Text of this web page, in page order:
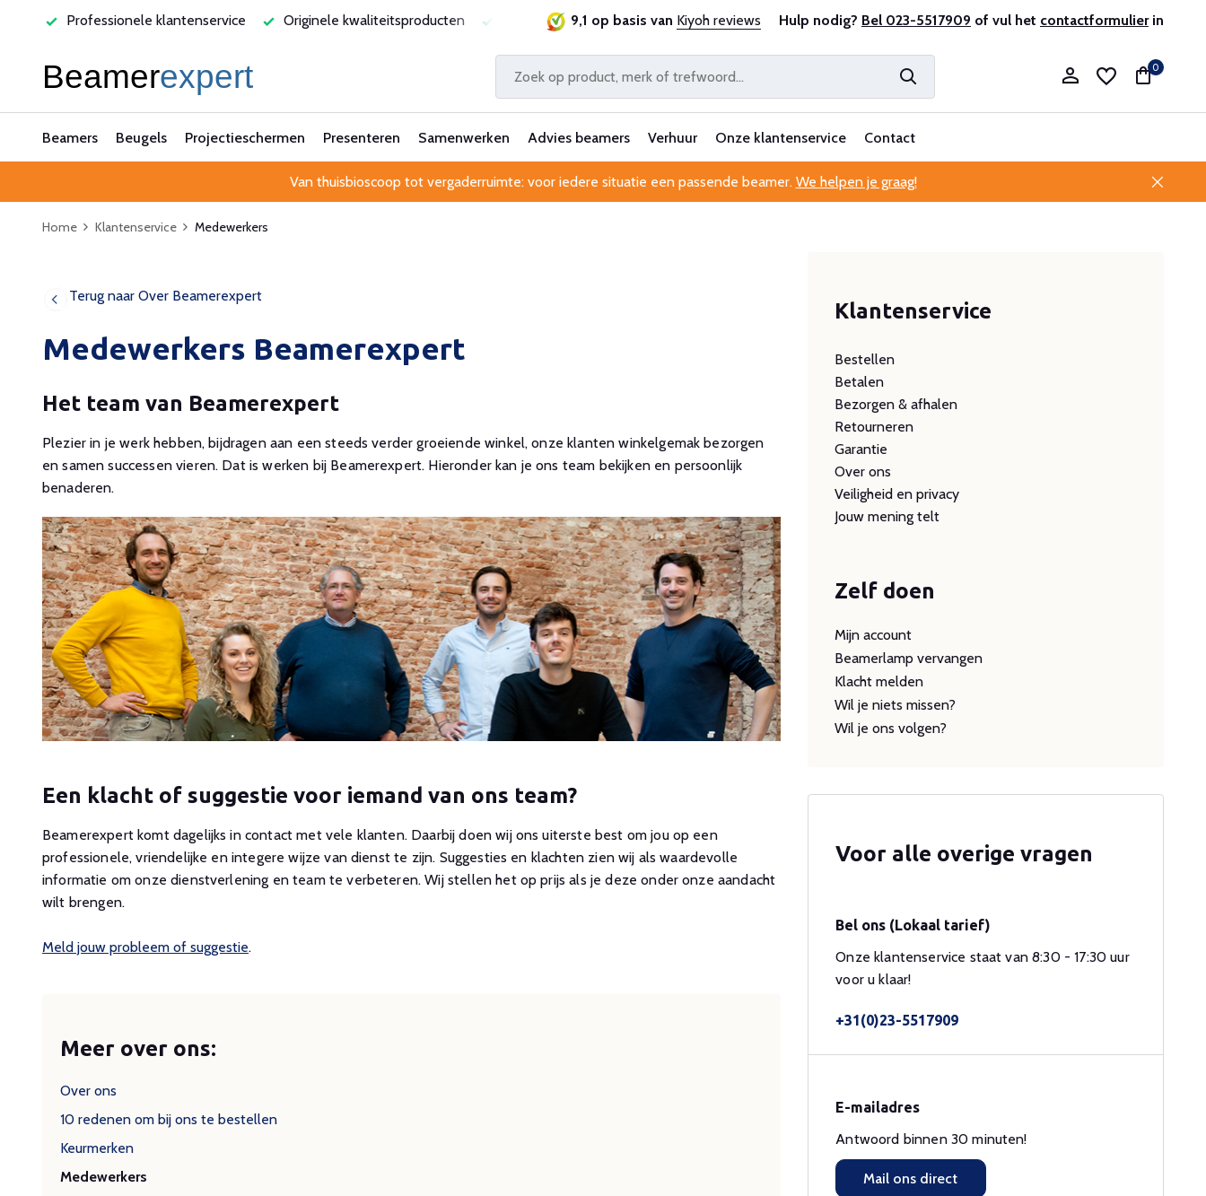
Professionele klantenservice Originele kwaliteitsproducten Laagste prijsgarantie Al 25 jaar betrouwbaar en ervaren Professionele klantenservice
9,1 op basis van Kiyoh reviews Hulp nodig? Bel 023-5517909 of vul het contactformulierin
0
Beamers Beugels Projectieschermen Presenteren Samenwerken Advies beamers Verhuur Onze klantenservice Contact
Van thuisbioscoop tot vergaderruimte: voor iedere situatie een passende beamer. We helpen je graag!
Home Klantenservice Medewerkers
Terug naar Over Beamerexpert
Medewerkers Beamerexpert
Het team van Beamerexpert
Plezier in je werk hebben, bijdragen aan een steeds verder groeiende winkel, onze klanten winkelgemak bezorgen
en samen successen vieren. Dat is werken bij Beamerexpert. Hieronder kan je ons team bekijken en persoonlijk
benaderen.
Een klacht of suggestie voor iemand van ons team?
Beamerexpert komt dagelijks in contact met vele klanten. Daarbij doen wij ons uiterste best om jou op een
professionele, vriendelijke en integere wijze van dienst te zijn. Suggesties en klachten zien wij als waardevolle
informatie om onze dienstverlening en team te verbeteren. Wij stellen het op prijs als je deze onder onze aandacht
wilt brengen.
Meld jouw probleem of suggestie.
Meer over ons:
Over ons
10 redenen om bij ons te bestellen
Keurmerken
Medewerkers
Klantenservice
Bestellen
Betalen
Bezorgen & afhalen
Retourneren
Garantie
Over ons
Veiligheid en privacy
Jouw mening telt
Zelf doen
Mijn account
Beamerlamp vervangen
Klacht melden
Wil je niets missen?
Wil je ons volgen?
Voor alle overige vragen
Bel ons (Lokaal tarief)
Onze klantenservice staat van 8:30 - 17:30 uur
voor u klaar!
+31(0)23-5517909
E-mailadres
Antwoord binnen 30 minuten!
Mail ons direct